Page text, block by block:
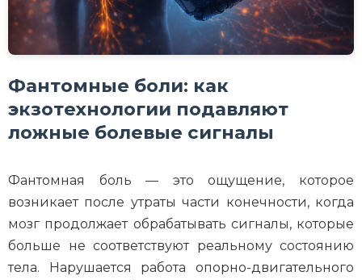
Фантомные боли: как
экзотехнологии подавляют
ложные болевые сигналы
Фантомная боль — это ощущение, которое
возникает после утраты части конечности, когда
мозг продолжает обрабатывать сигналы, которые
больше не соответствуют реальному состоянию
тела. Нарушается работа опорно-двигательного